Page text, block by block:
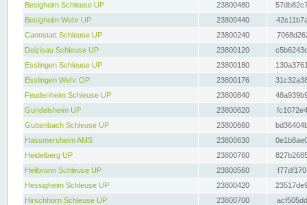
Besigheim Schleuse UP
23800480
Besigheim Wehr UP
23800440
Cannstatt Schleuse UP
23800240
Deizisau Schleuse UP
23800120
Esslingen Schleuse UP
23800180
Esslingen Wehr OP
23800176
Feudenheim Schleuse UP
23800840
Gundelsheim UP
23800620
Guttenbach Schleuse UP
23800660
Hassmersheim AMS
23800630
Heidelberg UP
23800760
Heilbronn Schleuse UP
23800560
Hessigheim Schleuse UP
23800420
Hirschhorn Schleuse UP
23800700